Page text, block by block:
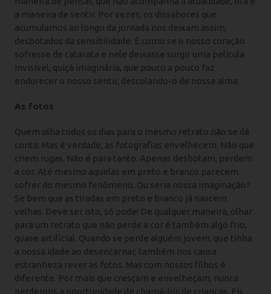
a maneira de sentir. Por vezes, os dissabores que
acumulamos ao longo da jornada nos deixam assim,
desbotados da sensibilidade. É como se o nosso coração
sofresse de catarata e nele deixasse surgir uma película
invisível, quiçá imaginária, que pouco a pouco faz
endurecer o nosso sentir, descolando-o de nossa alma.
As fotos
Quem olha todos os dias para o mesmo retrato não se dá
conta. Mas é verdade, as fotografias envelhecem. Não que
criem rugas. Não é para tanto. Apenas desbotam, perdem
a cor. Até mesmo aquelas em preto e branco parecem
sofrer do mesmo fenômeno. Ou seria nossa imaginação?
Se bem que as tiradas em preto e branco já nascem
velhas. Deve ser isto, só pode! De qualquer maneira, olhar
para um retrato que não perde a cor é também algo frio,
quase artificial. Quando se perde alguém jovem, que tinha
a nossa idade ao desencarnar, também nos causa
estranheza rever as fotos. Mas com nossos filhos é
diferente. Por mais que cresçam e envelheçam, nunca
perdemos a oportunidade de chamá-los de crianças. Eis